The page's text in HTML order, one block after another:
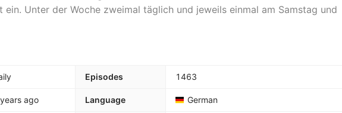
Unter der Woche zweimal täglich und jeweils einmal am Samstag und
Episodes 1463
ago Language German